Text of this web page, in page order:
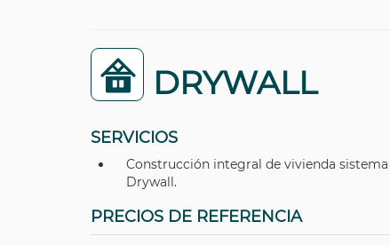
DRYWALL
SERVICIOS
Construcción integral de vivienda sistema
Drywall.
PRECIOS DE REFERENCIA